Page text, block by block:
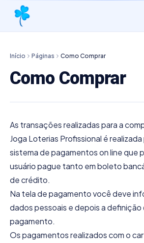
Início Páginas Como Comprar
Como Comprar
As transações realizadas para a
Joga Loterias Profissional é realizada
sistema de pagamentos on line que
usuário pague tanto em boleto
de crédito.
Na tela de pagamento você deve
dados pessoais e depois a
pagamento.
Os pagamentos realizados com o